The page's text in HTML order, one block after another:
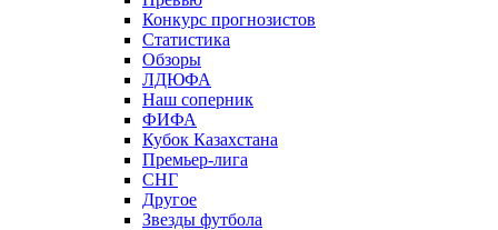
Конкурс прогнозистов
Статистика
Обзоры
ЛДЮФА
Наш соперник
ФИФА
Кубок Казахстана
Премьер-лига
СНГ
Другое
Звезды футбола